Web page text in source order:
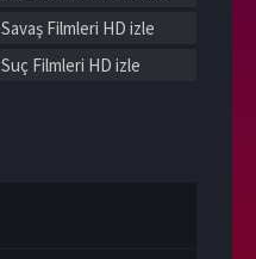
Savaş Filmleri HD izle
Suç Filmleri HD izle